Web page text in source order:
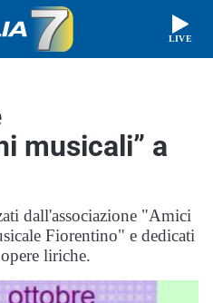
LIVE
musicali” a
dall'associazione "Amici
Fiorentino" e dedicati
liriche.